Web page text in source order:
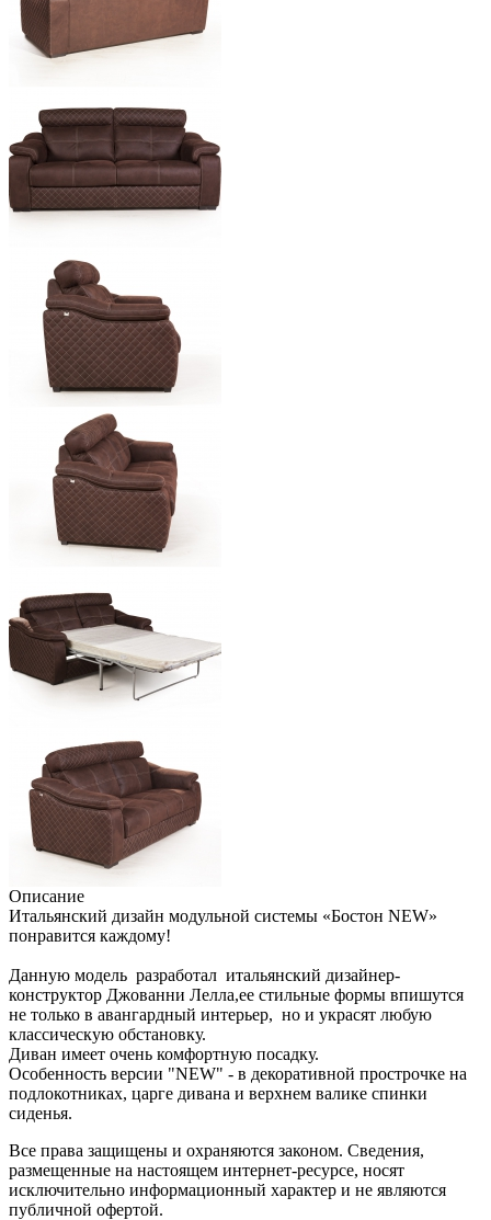
Описание
Итальянский дизайн модульной системы «Бостон NEW»
понравится каждому!
Данную модель разработал итальянский дизайнер-
конструктор Джованни Лелла,ее стильные формы впишутся
не только в авангардный интерьер, но и украсят любую
классическую обстановку.
Диван имеет очень комфортную посадку.
Особенность версии "NEW" - в декоративной прострочке на
подлокотниках, царге дивана и верхнем валике спинки
сиденья.
Все права защищены и охраняются законом. Сведения,
размещенные на настоящем интернет-ресурсе, носят
исключительно информационный характер и не являются
публичной офертой.